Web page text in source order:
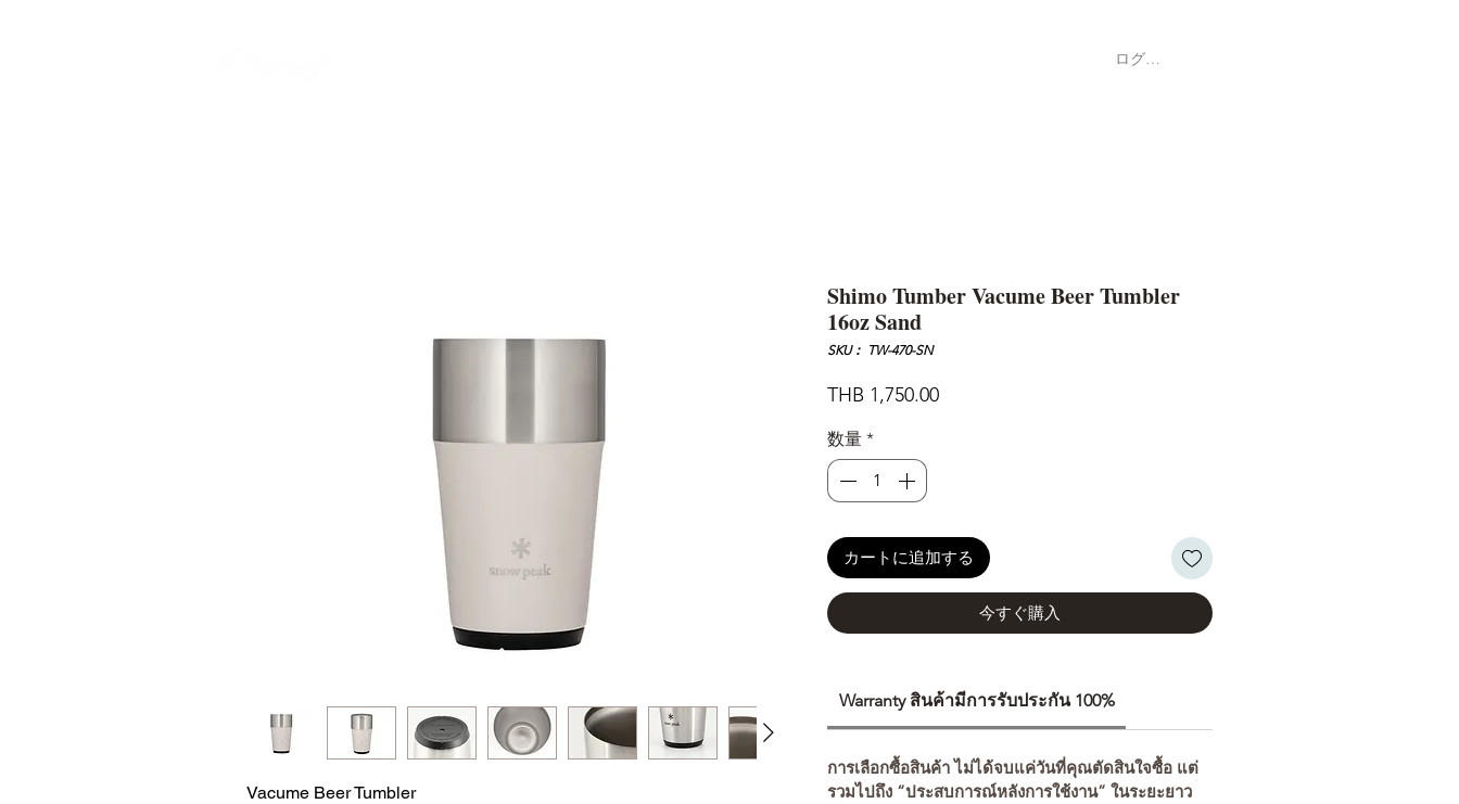
ログイン
Vacume Beer Tumbler
Shimo Tumber Vacume Beer Tumbler
16oz Sand
SKU： TW-470-SN
THB 1,750.00価
数量 *
カートに追加する
今すぐ購入
Warranty สินค้ามีการรับประกัน 100%
การเลือกซื้อสินค้า ไม่ได้จบแค่วันที่คุณตัดสินใจซื้อ แต่
รวมไปถึง “ประสบการณ์หลังการใช้งาน” ในระยะยาว